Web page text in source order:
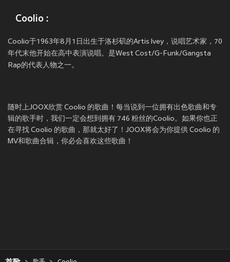
Coolio :
Coolio于1963年8月1日出生于洛杉矶的Artis Ivey，说唱艺术家，70
年代末他开始在高中表演说唱。是West Cost/G-Funk/Gangsta
Rap的代表人物之一。
随时上JOOX欣赏 Coolio 的歌曲！每当说到一位拥有出色歌曲和专
辑的歌手时，我们一定会想到拥有 746 粉丝的Coolio。如果你也正
在寻找 Coolio 的歌曲，那就太好了！JOOX将会为你提供 Coolio 的
MV和歌曲合辑，你必会喜欢这些歌曲！